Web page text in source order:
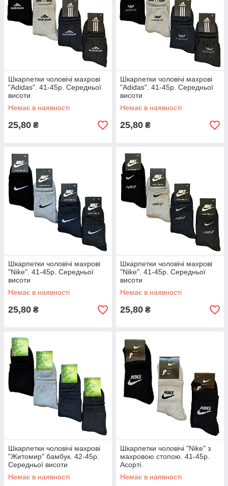
Шкарпетки чоловічі махрові
"Adidas". 41-45р. Середньої
висоти
Немає в наявності
25,80 ₴
Шкарпетки чоловічі махрові
"Adidas". 41-45р. Середньої
висоти
Немає в наявності
25,80 ₴
Шкарпетки чоловічі махрові
"Nike". 41-45р. Середньої
висоти
Немає в наявності
25,80 ₴
Шкарпетки чоловічі махрові
"Nike". 41-45р. Середньої
висоти
Немає в наявності
25,80 ₴
Шкарпетки чоловічі махрові
"Житомир" бамбук. 42-45р.
Середньої висоти
Немає в наявності
Шкарпетки чоловічі "Nike" з
махровою стопою. 41-45р.
Асорті.
Немає в наявності